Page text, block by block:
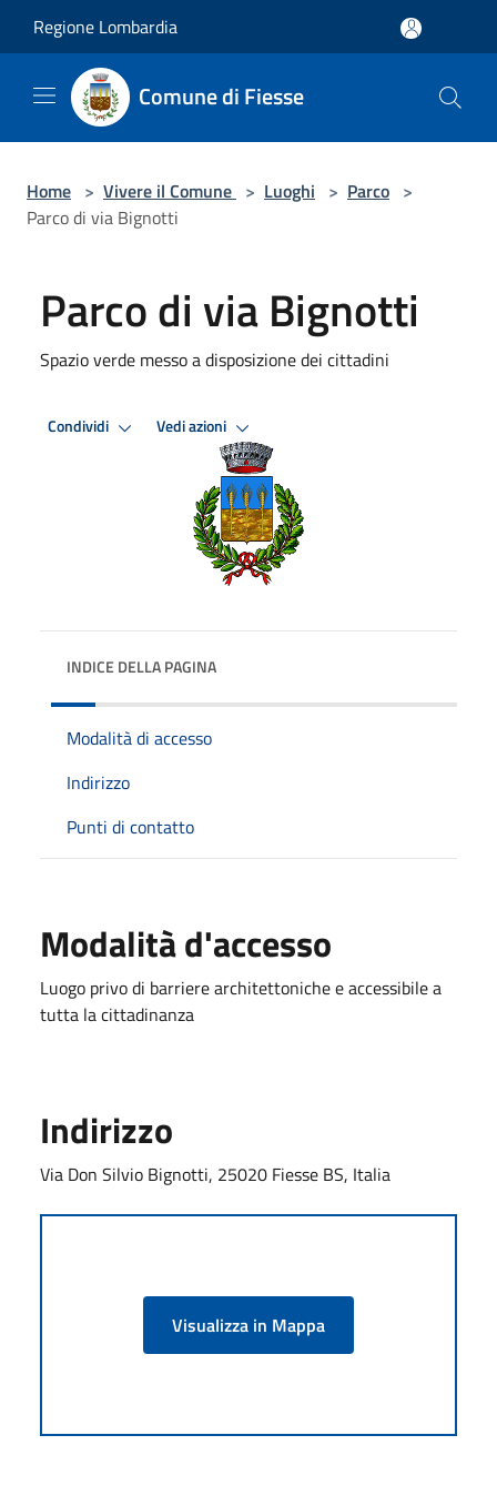
Regione Lombardia
Comune di Fiesse
Home > Vivere il Comune > Luoghi > Parco >
Parco di via Bignotti
Parco di via Bignotti
Spazio verde messo a disposizione dei cittadini
Condividi Vedi azioni
INDICE DELLA PAGINA
Modalità di accesso
Indirizzo
Punti di contatto
Modalità d'accesso
Luogo privo di barriere architettoniche e accessibile a
tutta la cittadinanza
Indirizzo
Via Don Silvio Bignotti, 25020 Fiesse BS, Italia
Visualizza in Mappa